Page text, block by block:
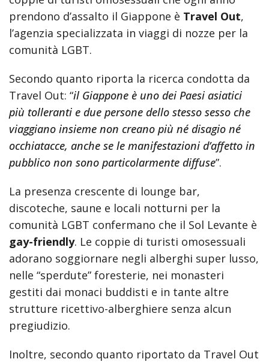
prendono d’assalto il Giappone è Travel Out,
l’agenzia specializzata in viaggi di nozze per la
comunità LGBT.
Secondo quanto riporta la ricerca condotta da
Travel Out: “il Giappone è uno dei Paesi asiatici
più tolleranti e due persone dello stesso sesso che
viaggiano insieme non creano più né disagio né
occhiatacce, anche se le manifestazioni d’affetto in
pubblico non sono particolarmente diffuse”.
La presenza crescente di lounge bar,
discoteche, saune e locali notturni per la
comunità LGBT confermano che il Sol Levante è
gay-friendly. Le coppie di turisti omosessuali
adorano soggiornare negli alberghi super lusso,
nelle “sperdute” foresterie, nei monasteri
gestiti dai monaci buddisti e in tante altre
strutture ricettivo-alberghiere senza alcun
pregiudizio.
Inoltre, secondo quanto riportato da Travel Out